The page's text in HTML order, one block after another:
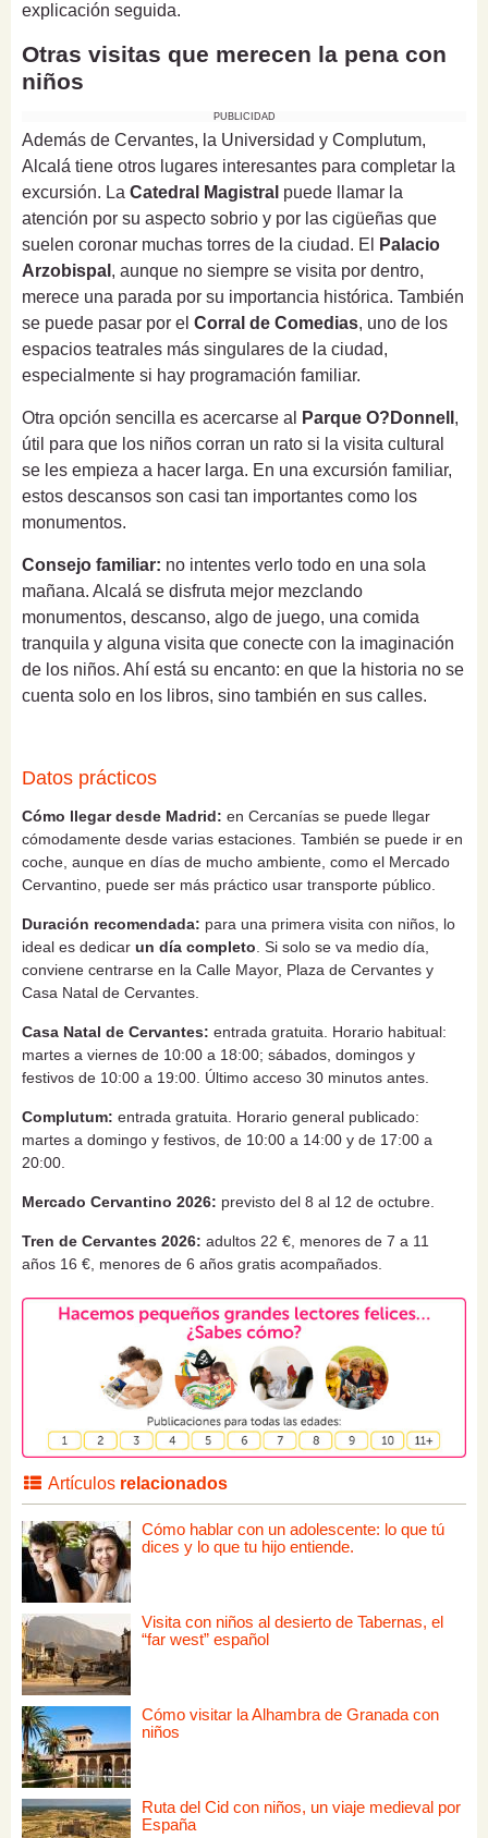
explicación seguida.
Otras visitas que merecen la pena con
niños
PUBLICIDAD
Además de Cervantes, la Universidad y Complutum,
Alcalá tiene otros lugares interesantes para completar la
excursión. La Catedral Magistral puede llamar la
atención por su aspecto sobrio y por las cigüeñas que
suelen coronar muchas torres de la ciudad. El
Palacio
Arzobispal , aunque no siempre se visita por dentro,
merece una parada por su importancia histórica. También
se puede pasar por el Corral de Comedias, uno de los
espacios teatrales más singulares de la ciudad,
especialmente si hay programación familiar.
Otra opción sencilla es acercarse al Parque O?Donnell ,
útil para que los niños corran un rato si la visita cultural
se les empieza a hacer larga. En una excursión familiar,
estos descansos son casi tan importantes como los
monumentos.
Consejo familiar: no intentes verlo todo en una sola
mañana. Alcalá se disfruta mejor mezclando
monumentos, descanso, algo de juego, una comida
tranquila y alguna visita que conecte con la imaginación
de los niños. Ahí está su encanto: en que la historia no se
cuenta solo en los libros, sino también en sus calles.
Datos prácticos
Cómo llegar desde Madrid: en Cercanías se puede llegar
cómodamente desde varias estaciones. También se puede ir en
coche, aunque en días de mucho ambiente, como el Mercado
Cervantino, puede ser más práctico usar transporte público.
Duración recomendada: para una primera visita con niños, lo
ideal es dedicar un día completo. Si solo se va medio día,
conviene centrarse en la Calle Mayor, Plaza de Cervantes y
Casa Natal de Cervantes.
Casa Natal de Cervantes: entrada gratuita. Horario habitual:
martes a viernes de 10:00 a 18:00; sábados, domingos y
festivos de 10:00 a 19:00. Último acceso 30 minutos antes.
Complutum: entrada gratuita. Horario general publicado:
martes a domingo y festivos, de 10:00 a 14:00 y de 17:00 a
20:00.
Mercado Cervantino 2026: previsto del 8 al 12 de octubre.
Tren de Cervantes 2026: adultos 22 €, menores de 7 a 11
años 16 €, menores de 6 años gratis acompañados.
Artículos relacionados
Cómo hablar con un adolescente: lo que tú
dices y lo que tu hijo entiende.
Visita con niños al desierto de Tabernas, el
“far west” español
Cómo visitar la Alhambra de Granada con
niños
Ruta del Cid con niños, un viaje medieval por
España